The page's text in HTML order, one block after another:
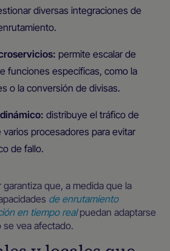
diversas integraciones de
permite escalar de
funciones específicas, como la
o la conversión de divisas.
distribuye el tráfico de
procesadores para evitar
de fallo.
que, a medida que la
de enrutamiento
en tiempo realpuedan adaptarse
vea afectado.